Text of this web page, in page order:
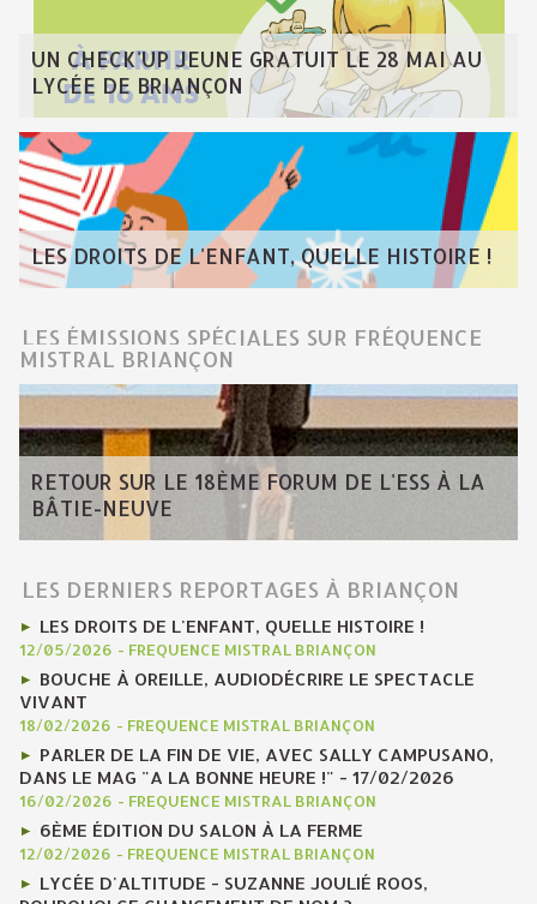
UN CHECK'UP JEUNE GRATUIT LE 28 MAI AU
LYCÉE DE BRIANÇON
LES DROITS DE L'ENFANT, QUELLE HISTOIRE !
LES ÉMISSIONS SPÉCIALES SUR FRÉQUENCE
MISTRAL BRIANÇON
RETOUR SUR LE 18ÈME FORUM DE L'ESS À LA
BÂTIE-NEUVE
LES DERNIERS REPORTAGES À BRIANÇON
LES DROITS DE L'ENFANT, QUELLE HISTOIRE !
12/05/2026 - FREQUENCE MISTRAL BRIANÇON
BOUCHE À OREILLE, AUDIODÉCRIRE LE SPECTACLE
VIVANT
18/02/2026 - FREQUENCE MISTRAL BRIANÇON
PARLER DE LA FIN DE VIE, AVEC SALLY CAMPUSANO,
DANS LE MAG "A LA BONNE HEURE !" - 17/02/2026
16/02/2026 - FREQUENCE MISTRAL BRIANÇON
6ÈME ÉDITION DU SALON À LA FERME
12/02/2026 - FREQUENCE MISTRAL BRIANÇON
LYCÉE D'ALTITUDE - SUZANNE JOULIÉ ROOS,